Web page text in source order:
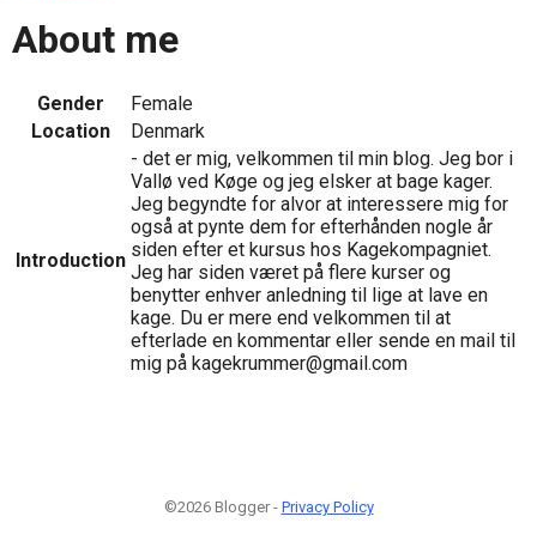
About me
Gender
Female
Location
Denmark
Introduction
- det er mig, velkommen til min blog. Jeg bor i
Vallø ved Køge og jeg elsker at bage kager.
Jeg begyndte for alvor at interessere mig for
også at pynte dem for efterhånden nogle år
siden efter et kursus hos Kagekompagniet.
Jeg har siden været på flere kurser og
benytter enhver anledning til lige at lave en
kage. Du er mere end velkommen til at
efterlade en kommentar eller sende en mail til
mig på kagekrummer@gmail.com
©2026 Blogger - Privacy Policy